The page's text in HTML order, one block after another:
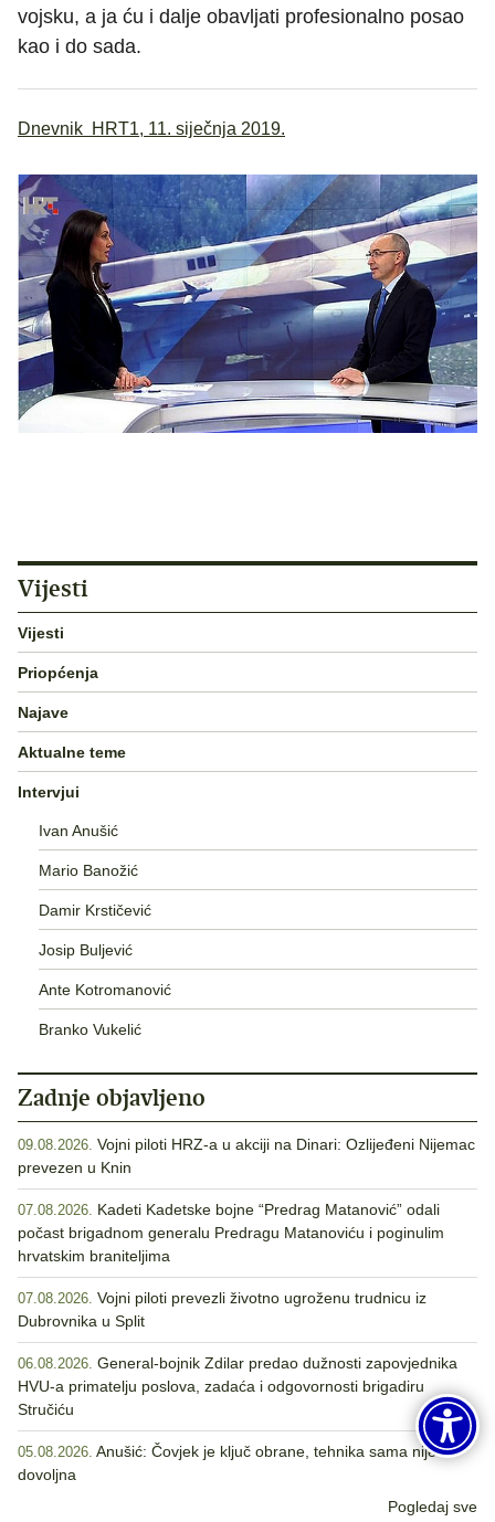
vojsku, a ja ću i dalje obavljati profesionalno posao
kao i do sada.
Dnevnik HRT1, 11. siječnja 2019.
Vijesti
Vijesti
Priopćenja
Najave
Aktualne teme
Intervjui
Ivan Anušić
Mario Banožić
Damir Krstičević
Josip Buljević
Ante Kotromanović
Branko Vukelić
Zadnje objavljeno
09.08.2026. Vojni piloti HRZ-a u akciji na Dinari: Ozlijeđeni Nijemac
prevezen u Knin
07.08.2026. Kadeti Kadetske bojne “Predrag Matanović” odali
počast brigadnom generalu Predragu Matanoviću i poginulim
hrvatskim braniteljima
07.08.2026. Vojni piloti prevezli životno ugroženu trudnicu iz
Dubrovnika u Split
06.08.2026. General-bojnik Zdilar predao dužnosti zapovjednika
HVU-a primatelju poslova, zadaća i odgovornosti brigadiru
Stručiću
05.08.2026. Anušić: Čovjek je ključ obrane, tehnika sama nije
dovoljna
Pogledaj sve